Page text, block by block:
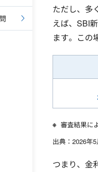
ただし、多
えば、SBI
ます。この
審査結果に
出典：2026年
つまり、金